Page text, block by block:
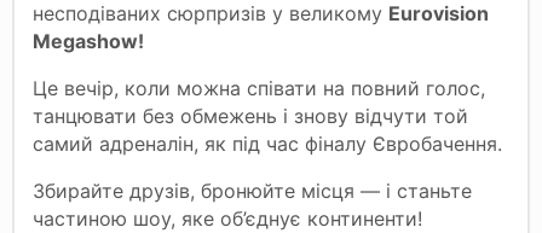
несподіваних сюрпризів у великому Eurovision
Megashow!
Це вечір, коли можна співати на повний голос,
танцювати без обмежень і знову відчути той
самий адреналін, як під час фіналу Євробачення.
Збирайте друзів, бронюйте місця — і станьте
частиною шоу, яке об’єднує континенти!